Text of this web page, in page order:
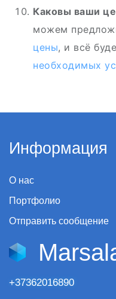
Каковы ваши
можем
цены, и всё
необходимых
Информация
О нас
Портфолио
Отправить сообщение
+37362016890